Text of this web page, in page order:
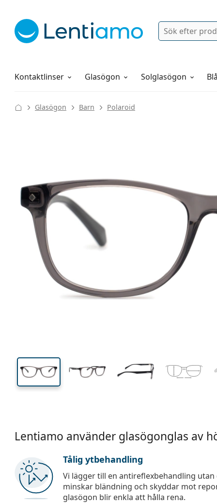
Sök
Kontaktlinser
Linsvätskor Glasögon Solglasögon
Allt om att handla hos oss
Glasögon Barn Polaroid
122 mm
Bredd
35 mm
Linshöjd
48 mm
Linsbredd
Linsbredd
Lentiamo använder glasögonglas av
Tålig ytbehandling
Vi lägger till en antireflexbehandling
minskar bländning och skyddar mot
glasögon blir enkla att hålla rena.